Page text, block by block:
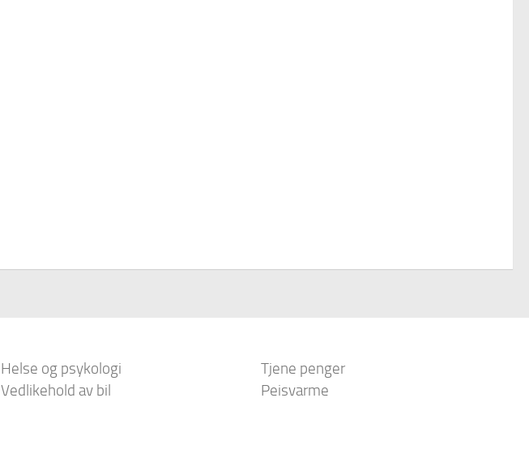
Helse og psykologi
Vedlikehold av bil
Tjene penger
Peisvarme